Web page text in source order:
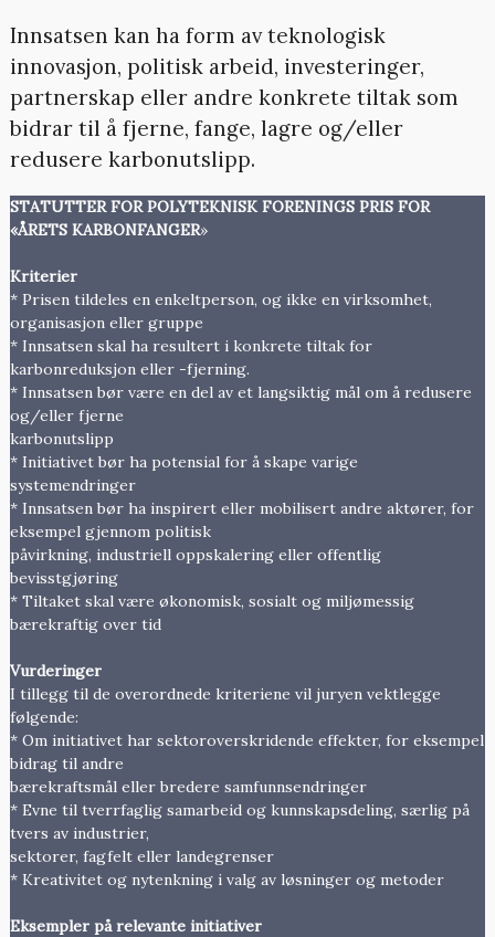
Innsatsen kan ha form av teknologisk
innovasjon, politisk arbeid, investeringer,
partnerskap eller andre konkrete tiltak som
bidrar til å fjerne, fange, lagre og/eller
redusere karbonutslipp.
STATUTTER FOR POLYTEKNISK FORENINGS PRIS FOR
«ÅRETS KARBONFANGER»
Kriterier
* Prisen tildeles en enkeltperson, og ikke en virksomhet,
organisasjon eller gruppe
* Innsatsen skal ha resultert i konkrete tiltak for
karbonreduksjon eller -fjerning.
* Innsatsen bør være en del av et langsiktig mål om å redusere
og/eller fjerne
karbonutslipp
* Initiativet bør ha potensial for å skape varige
systemendringer
* Innsatsen bør ha inspirert eller mobilisert andre aktører, for
eksempel gjennom politisk
påvirkning, industriell oppskalering eller offentlig
bevisstgjøring
* Tiltaket skal være økonomisk, sosialt og miljømessig
bærekraftig over tid
Vurderinger
I tillegg til de overordnede kriteriene vil juryen vektlegge
følgende:
* Om initiativet har sektoroverskridende effekter, for eksempel
bidrag til andre
bærekraftsmål eller bredere samfunnsendringer
* Evne til tverrfaglig samarbeid og kunnskapsdeling, særlig på
tvers av industrier,
sektorer, fagfelt eller landegrenser
* Kreativitet og nytenkning i valg av løsninger og metoder
Eksempler på relevante initiativer